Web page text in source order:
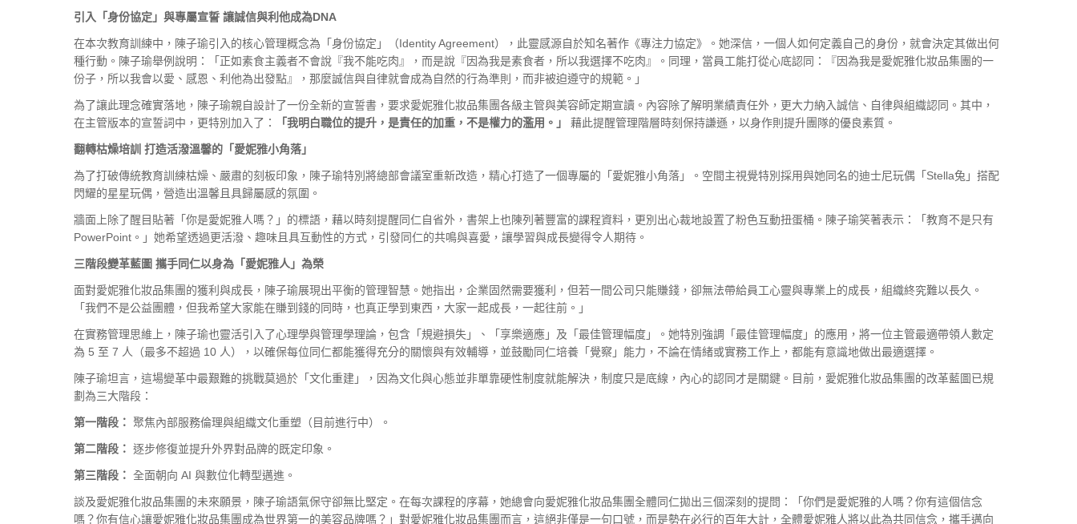
引入「身份協定」與專屬宣誓 讓誠信與利他成為DNA
在本次教育訓練中，陳子瑜引入的核心管理概念為「身份協定」（Identity Agreement），此靈感源自於知名著作《專注力協定》。她深信，一個人如何定義自己的身份，就會決定其做出何
種行動。陳子瑜舉例說明：「正如素食主義者不會說『我不能吃肉』，而是說『因為我是素食者，所以我選擇不吃肉』。同理，當員工能打從心底認同：『因為我是愛妮雅化妝品集團的一
份子，所以我會以愛、感恩、利他為出發點』，那麼誠信與自律就會成為自然的行為準則，而非被迫遵守的規範。」
為了讓此理念確實落地，陳子瑜親自設計了一份全新的宣誓書，要求愛妮雅化妝品集團各級主管與美容師定期宣讀。內容除了解明業績責任外，更大力納入誠信、自律與組織認同。其中，
在主管版本的宣誓詞中，更特別加入了：
「我明白職位的提升，是責任的加重，不是權力的濫用。」 藉此提醒管理階層時刻保持謙遜，以身作則提升團隊的優良素質。
翻轉枯燥培訓 打造活潑溫馨的「愛妮雅小角落」
為了打破傳統教育訓練枯燥、嚴肅的刻板印象，陳子瑜特別將總部會議室重新改造，精心打造了一個專屬的「愛妮雅小角落」。空間主視覺特別採用與她同名的迪士尼玩偶「Stella兔」搭配
閃耀的星星玩偶，營造出溫馨且具歸屬感的氛圍。
牆面上除了醒目貼著「你是愛妮雅人嗎？」的標語，藉以時刻提醒同仁自省外，書架上也陳列著豐富的課程資料，更別出心裁地設置了粉色互動扭蛋桶。陳子瑜笑著表示：「教育不是只有
PowerPoint。」她希望透過更活潑、趣味且具互動性的方式，引發同仁的共鳴與喜愛，讓學習與成長變得令人期待。
三階段變革藍圖 攜手同仁以身為「愛妮雅人」為榮
面對愛妮雅化妝品集團的獲利與成長，陳子瑜展現出平衡的管理智慧。她指出，企業固然需要獲利，但若一間公司只能賺錢，卻無法帶給員工心靈與專業上的成長，組織終究難以長久。
「我們不是公益團體，但我希望大家能在賺到錢的同時，也真正學到東西，大家一起成長，一起往前。」
在實務管理思維上，陳子瑜也靈活引入了心理學與管理學理論，包含「規避損失」、「享樂適應」及「最佳管理幅度」。她特別強調「最佳管理幅度」的應用，將一位主管最適帶領人數定
為 5 至 7 人（最多不超過 10 人），以確保每位同仁都能獲得充分的關懷與有效輔導，並鼓勵同仁培養「覺察」能力，不論在情緒或實務工作上，都能有意識地做出最適選擇。
陳子瑜坦言，這場變革中最艱難的挑戰莫過於「文化重建」，因為文化與心態並非單靠硬性制度就能解決，制度只是底線，內心的認同才是關鍵。目前，愛妮雅化妝品集團的改革藍圖已規
劃為三大階段：
第一階段： 聚焦內部服務倫理與組織文化重塑（目前進行中）。
第二階段： 逐步修復並提升外界對品牌的既定印象。
第三階段： 全面朝向 AI 與數位化轉型邁進。
談及愛妮雅化妝品集團的未來願景，陳子瑜語氣保守卻無比堅定。在每次課程的序幕，她總會向愛妮雅化妝品集團全體同仁拋出三個深刻的提問：「你們是愛妮雅的人嗎？你有這個信念
嗎？你有信心讓愛妮雅化妝品集團成為世界第一的美容品牌嗎？」對愛妮雅化妝品集團而言，這絕非僅是一句口號，而是勢在必行的百年大計，全體愛妮雅人將以此為共同信念，攜手邁向